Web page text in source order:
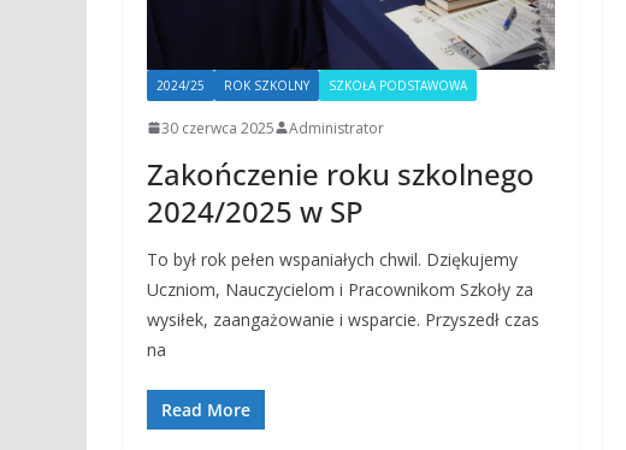
2024/25 ROK SZKOLNY SZKOŁA PODSTAWOWA
30 czerwca 2025 Administrator
Zakończenie roku szkolnego
2024/2025 w SP
To był rok pełen wspaniałych chwil. Dziękujemy
Uczniom, Nauczycielom i Pracownikom Szkoły za
wysiłek, zaangażowanie i wsparcie. Przyszedł czas
na
Read More